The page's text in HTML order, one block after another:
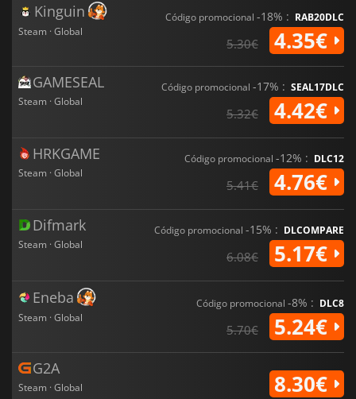
Kinguin
Steam · Global
Código promocional -18% : RAB20DLC
5.30€ 4.35€
GAMESEAL
Steam · Global
Código promocional -17% : SEAL17DLC
5.32€ 4.42€
HRKGAME
Steam · Global
Código promocional -12% : DLC12
5.41€ 4.76€
Difmark
Steam · Global
Código promocional -15% : DLCOMPARE
6.08€ 5.17€
Eneba
Steam · Global
Código promocional -8% : DLC8
5.70€ 5.24€
G2A
Steam · Global 8.30€